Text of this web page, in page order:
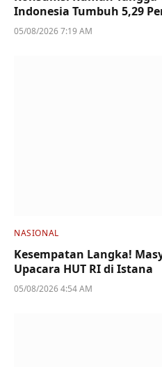
Indonesia Tumbuh 5,29
05/08/2026 7:19 AM
NASIONAL
Kesempatan Langka!
Upacara HUT RI di Istana
05/08/2026 4:54 AM